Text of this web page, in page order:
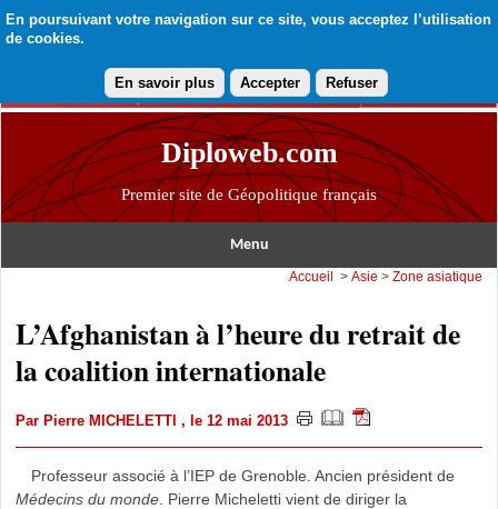
En poursuivant votre navigation sur ce site, vous acceptez l’utilisation
de cookies.
En savoir plus Accepter Refuser
Diploweb.com
Premier site de Géopolitique français
Menu
Accueil >Asie >Zone asiatique
L’Afghanistan à l’heure du retrait de
la coalition internationale
Par Pierre MICHELETTI , le 12 mai 2013
Professeur associé à l’IEP de Grenoble. Ancien président de
Médecins du monde. Pierre Micheletti vient de diriger la